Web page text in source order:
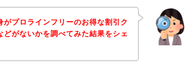
プロラインフリーのお得な割引ク
どがないかを調べてみた結果をシェ